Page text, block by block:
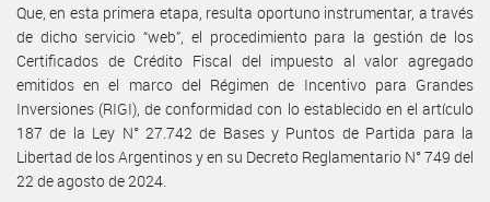
Que, en esta primera etapa, resulta oportuno instrumentar, a través
de dicho servicio “web”, el procedimiento para la gestión de los
Certificados de Crédito Fiscal del impuesto al valor agregado
emitidos en el marco del Régimen de Incentivo para Grandes
Inversiones (RIGI), de conformidad con lo establecido en el artículo
187 de la Ley N° 27.742 de Bases y Puntos de Partida para la
Libertad de los Argentinos y en su Decreto Reglamentario N° 749 del
22 de agosto de 2024.